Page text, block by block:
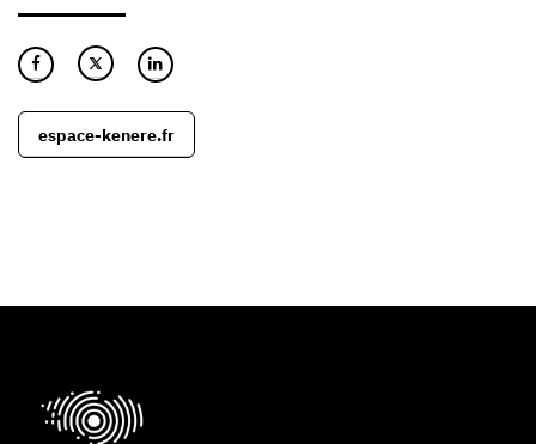
espace-kenere.fr